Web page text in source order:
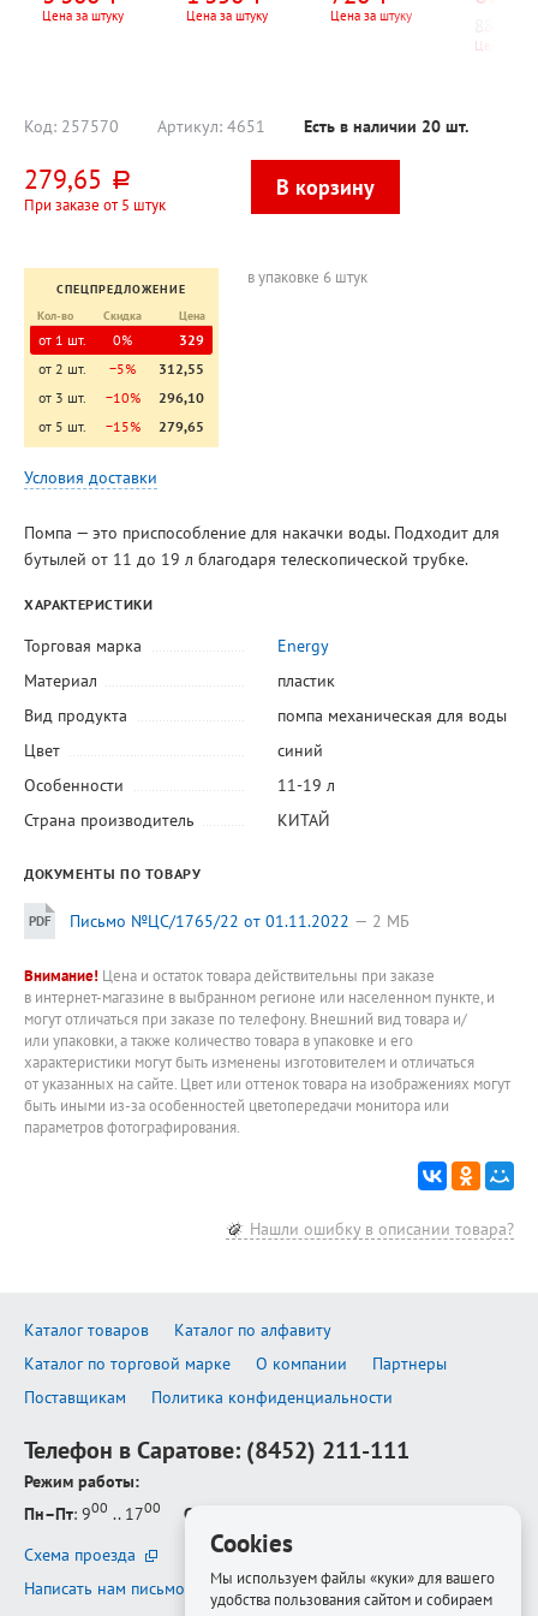
(Electric Kettle 2
Цена за штуку
(Bonjour)",
Цена за штуку
батарейки в
Цена за штуку
Цена за
Код: 257570 Артикул: 4651 Есть в наличии 20 шт.
279,65 руб.
При заказе от 5 штук
СПЕЦПРЕДЛОЖЕНИЕ
Кол-во
Скидка Цена
от 1 шт. 0%
329
от 2 шт.
−5%
312,55
от 3 шт.
−10%
296,10
от 5 шт.
−15% 279,65
в упаковке 6 штук
Условия доставки
Помпа — это приспособление для накачки воды. Подходит для
бутылей от 11 до 19 л благодаря телескопической трубке.
ХАРАКТЕРИСТИКИ
Торговая марка
Energy
Материал
пластик
Вид продукта
помпа механическая для воды
Цвет
синий
Особенности
11-19 л
Страна производитель
КИТАЙ
ДОКУМЕНТЫ ПО ТОВАРУ
Письмо №ЦС/1765/22 от 01.11.2022 2 МБ
Внимание! Цена и остаток товара действительны при заказе
в интернет-магазине в выбранном регионе или населенном пункте, и
могут отличаться при заказе по телефону. Внешний вид товара и/
или упаковки, а также количество товара в упаковке и его
характеристики могут быть изменены изготовителем и отличаться
от указанных на сайте. Цвет или оттенок товара на изображениях могут
быть иными из-за особенностей цветопередачи монитора или
параметров фотографирования.
Нашли ошибку в описании товара?
Каталог товаров
Каталог по алфавиту
Каталог по торговой марке
О компании
Партнеры
Поставщикам
Политика конфиденциальности
Телефон в Саратове: (8452) 211-111
Режим работы:
Пн–Пт: 900 .. 1700 Сб–Вс
Схема проезда
Написать нам письмо
Cookies
Мы используем файлы «куки» для вашего
удобства пользования сайтом и собираем